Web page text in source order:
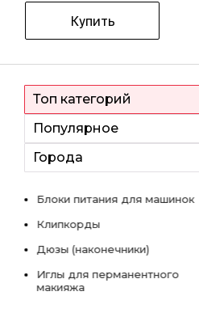
Купить
Топ категорий
Популярное
Города
Блоки питания для машинок
Клипкорды
Дюзы (наконечники)
Иглы для перманентного
макияжа